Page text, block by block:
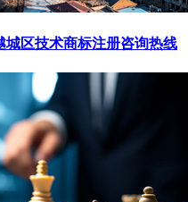
城区技术商标注册咨询热线